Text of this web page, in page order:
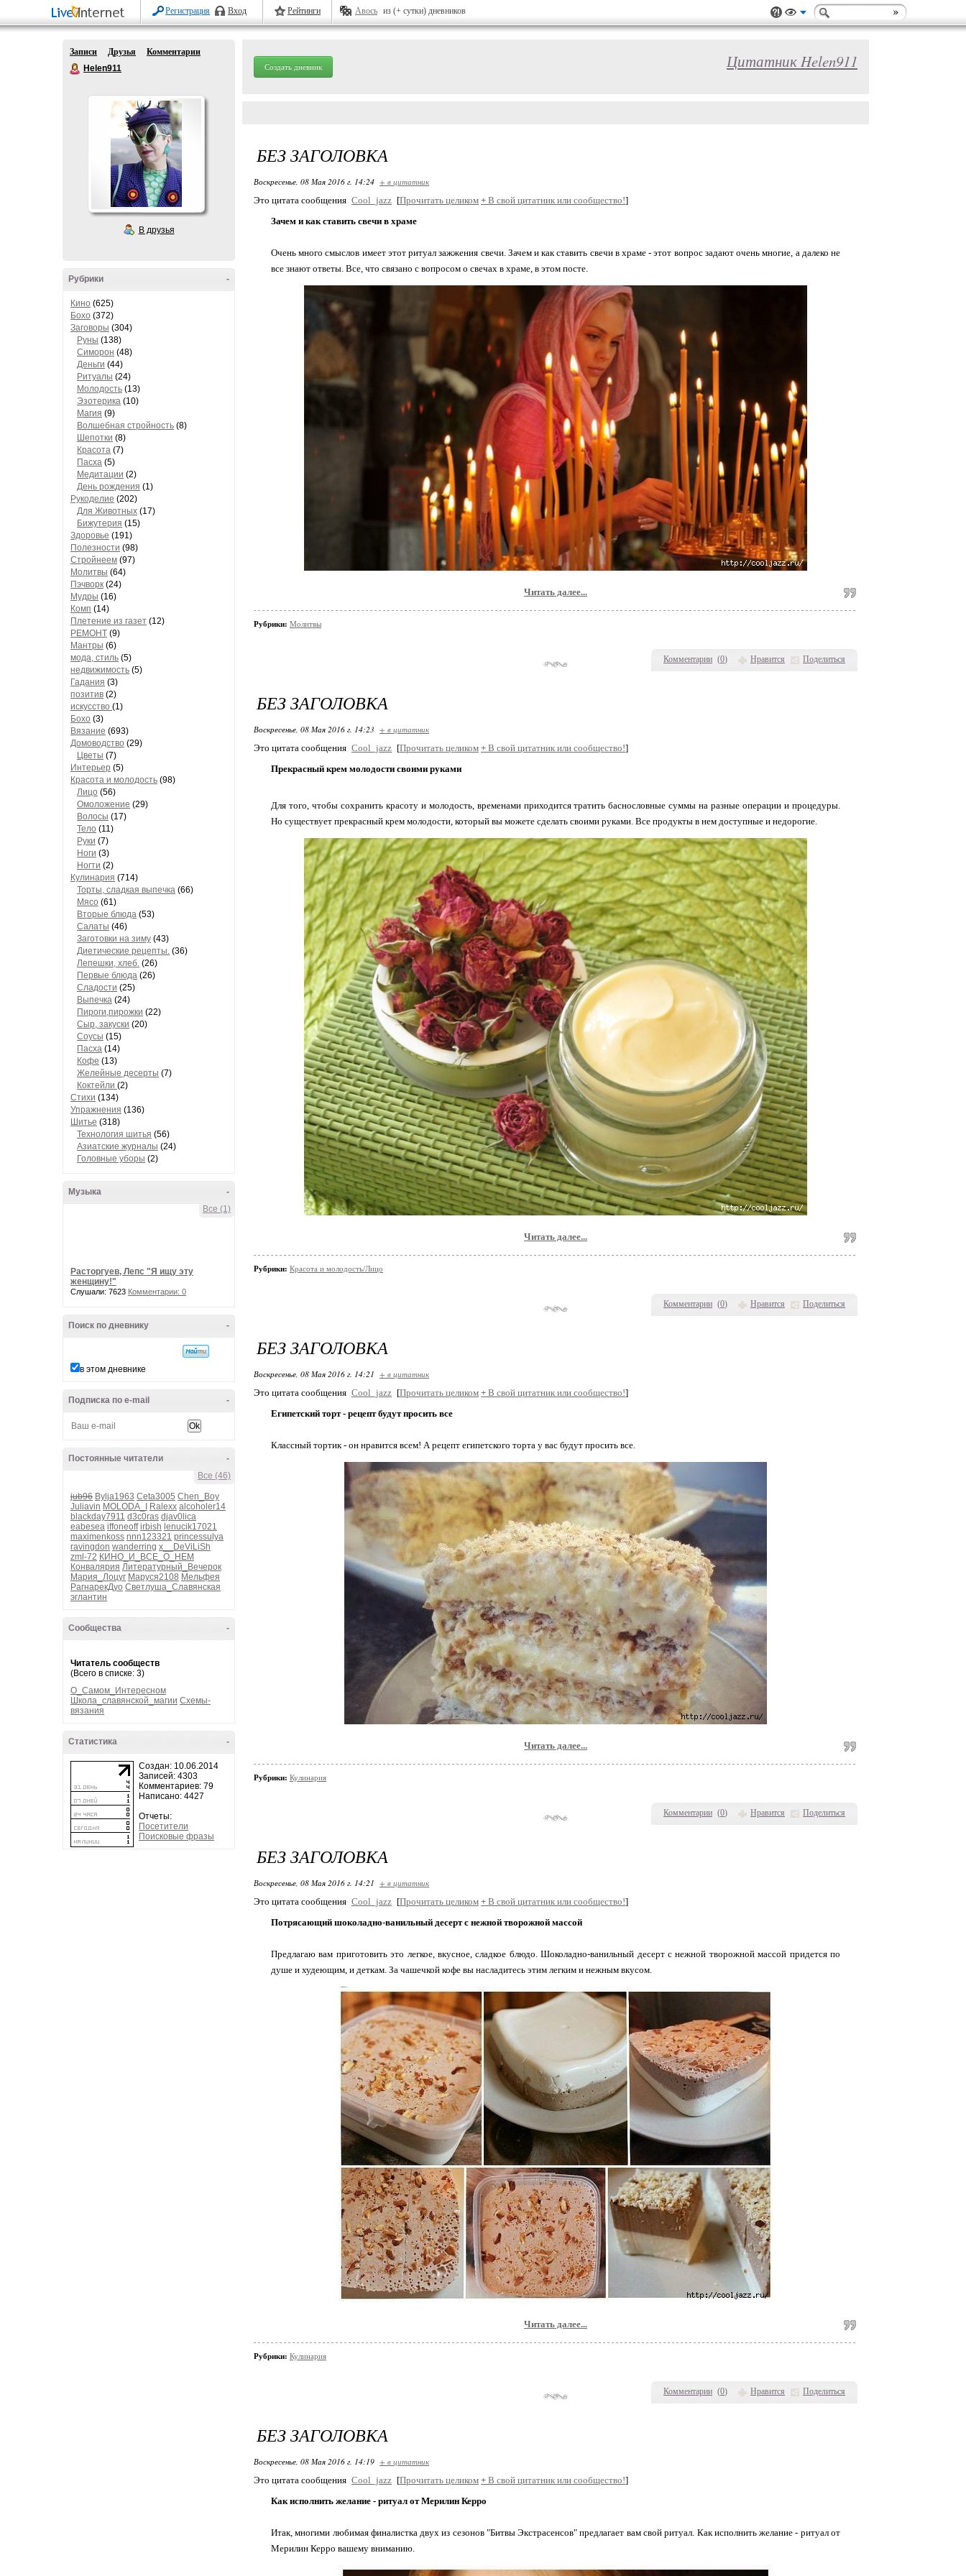
Регистрация Вход Рейтинги Авось из (+ сутки) дневников
Записи Друзья
Комментарии
Helen911
В друзья
-
Рубрики
Кино (625)
Бохо (372)
Заговоры (304)
Руны (138)
Симорон (48)
Деньги (44)
Ритуалы (24)
Молодость (13)
Эзотерика (10)
Магия (9)
Волшебная стройность (8)
Шепотки (8)
Красота (7)
Пасха (5)
Медитации (2)
День рождения (1)
Рукоделие (202)
Для Животных (17)
Бижутерия (15)
Здоровье (191)
Полезности (98)
Стройнеем (97)
Молитвы (64)
Пэчворк (24)
Мудры (16)
Комп (14)
Плетение из газет (12)
РЕМОНТ (9)
Мантры (6)
мода, стиль (5)
недвижимость (5)
Гадания (3)
позитив (2)
искусство (1)
Бохо (3)
Вязание (693)
Домоводство (29)
Цветы (7)
Интерьер (5)
Красота и молодость (98)
Лицо (56)
Омоложение (29)
Волосы (17)
Тело (11)
Руки (7)
Ноги (3)
Ногти (2)
Кулинария (714)
Торты, сладкая выпечка (66)
Мясо (61)
Вторые блюда (53)
Салаты (46)
Заготовки на зиму (43)
Диетические рецепты. (36)
Лепешки, хлеб. (26)
Первые блюда (26)
Сладости (25)
Выпечка (24)
Пироги,пирожки (22)
Сыр, закуски (20)
Соусы (15)
Пасха (14)
Кофе (13)
Желейные десерты (7)
Коктейли (2)
Стихи (134)
Упражнения (136)
Шитье (318)
Технология шитья (56)
Азиатские журналы (24)
Головные уборы (2)
-
Музыка
Все (1)
Расторгуев, Лепс "Я ищу эту
женщину!"
Слушали: 7623 Комментарии: 0
-
Поиск по дневнику
в этом дневнике
-
Подписка по e-mail
-
Постоянные читатели
Все (46)
jub96 Bylja1963 Ceta3005 Chen_Boy
Juliavin MOLODA_I Ralexx alcoholer14
blackday7911 d3c0ras djav0lica
eabesea iffoneoff irbish lenucik17021
maximenkoss nnn123321 princessulya
ravingdon wanderring x__DeViLiSh
zml-72 КИНО_И_ВСЕ_О_НЕМ
Конвалярия Литературный_Вечерок
Мария_Лоцуг Маруся2108 Мельфея
РагнарекДуо Светлуша_Славянская
эглантин
-
Сообщества
Читатель сообществ
(Всего в списке: 3)
О_Самом_Интересном
Школа_славянской_магии Схемы-
вязания
-
Статистика
Создан: 10.06.2014
Записей: 4303
Комментариев: 79
Написано: 4427
Отчеты:
Посетители
Поисковые фразы
Создать дневник Цитатник Helen911
Комментарии (0) Нравится Поделиться
БЕЗ ЗАГОЛОВКА
Воскресенье, 08 Мая 2016 г. 14:24 + в цитатник
Это цитата сообщения Cool_jazz [Прочитать целиком + В свой цитатник или сообщество!]
Зачем и как ставить свечи в храме
Очень много смыслов имеет этот ритуал зажжения свечи. Зачем и как ставить свечи в храме - этот вопрос задают очень многие, а далеко не
все знают ответы. Все, что связано с вопросом о свечах в храме, в этом посте.
Читать далее...
Рубрики: Молитвы
Комментарии (0) Нравится Поделиться
БЕЗ ЗАГОЛОВКА
Воскресенье, 08 Мая 2016 г. 14:23 + в цитатник
Это цитата сообщения Cool_jazz [Прочитать целиком + В свой цитатник или сообщество!]
Прекрасный крем молодости своими руками
Для того, чтобы сохранить красоту и молодость, временами приходится тратить баснословные суммы на разные операции и процедуры.
Но существует прекрасный крем молодости, который вы можете сделать своими руками. Все продукты в нем доступные и недорогие.
Читать далее...
Рубрики: Красота и молодость/Лицо
Комментарии (0) Нравится Поделиться
БЕЗ ЗАГОЛОВКА
Воскресенье, 08 Мая 2016 г. 14:21 + в цитатник
Это цитата сообщения Cool_jazz [Прочитать целиком + В свой цитатник или сообщество!]
Египетский торт - рецепт будут просить все
Классный тортик - он нравится всем! А рецепт египетского торта у вас будут просить все.
Читать далее...
Рубрики: Кулинария
Комментарии (0) Нравится Поделиться
БЕЗ ЗАГОЛОВКА
Воскресенье, 08 Мая 2016 г. 14:21 + в цитатник
Это цитата сообщения Cool_jazz [Прочитать целиком + В свой цитатник или сообщество!]
Потрясающий шоколадно-ванильный десерт с нежной творожной массой
Предлагаю вам приготовить это легкое, вкусное, сладкое блюдо. Шоколадно-ванильный десерт с нежной творожной массой придется по
душе и худеющим, и деткам. За чашечкой кофе вы насладитесь этим легким и нежным вкусом.
Читать далее...
Рубрики: Кулинария
БЕЗ ЗАГОЛОВКА
Воскресенье, 08 Мая 2016 г. 14:19 + в цитатник
Это цитата сообщения Cool_jazz [Прочитать целиком + В свой цитатник или сообщество!]
Как исполнить желание - ритуал от Мерилин Керро
Итак, многими любимая финалистка двух из сезонов "Битвы Экстрасенсов" предлагает вам свой ритуал. Как исполнить желание - ритуал от
Мерилин Керро вашему вниманию.